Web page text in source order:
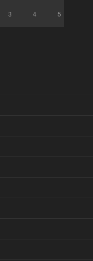
3 4 5